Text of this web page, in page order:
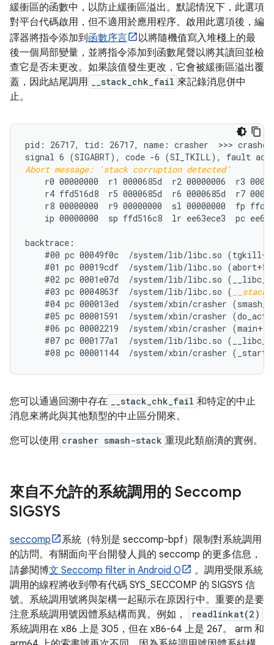
緩衝區的函數中，以防止緩衝區溢出。默認情況下，此選項
對平台代碼啟用，但不適用於應用程序。啟用此選項後，編
譯器將指令添加到函數序言
以將隨機值寫入堆棧上的最
後一個局部變量，並將指令添加到函數尾聲以將其讀回並檢
查它是否未更改。如果該值發生更改，它會被緩衝區溢出覆
蓋，因此結尾調用
__stack_chk_fail 來記錄消息併中
止。
pid: 26717, tid: 26717, name: crasher  >>> crasher
Abort message: 'stack corruption detected'
r0 00000000  r1 0000685d  r2 00000006  r3
r4 ffd516d8  r5 0000685d  r6 0000685d  r7
r8 00000000  r9 00000000  sl 00000000  fp
ip 00000000  sp ffd516c8  lr ee63ece3  pc
backtrace:
#00 pc 00049f0c  /system/lib/libc.so
#01 pc 00019cdf  /system/lib/libc.so
#02 pc 0001e07d  /system/lib/libc.so
    #03 pc 0004863f  /system/lib/libc.so (
#04 pc 000013ed  /system/xbin/crasher
#05 pc 00001591  /system/xbin/crasher
#06 pc 00002219  /system/xbin/crasher
#07 pc 000177a1  /system/lib/libc.so
您可以通過回溯中存在 __stack_chk_fail 和特定的中止
消息來將此與其他類型的中止區分開來。
您可以使用 crasher smash-stack 重現此類崩潰的實例。
來自不允許的系統調用的 Seccomp
SIGSYS
seccomp
系統（特別是 seccomp-bpf）限制對系統調用
的訪問。有關面向平台開發人員的 seccomp 的更多信息，
請參閱博文 Seccomp filter in Android O
。調用受限系統
調用的線程將收到帶有代碼 SYS_SECCOMP 的 SIGSYS 信
號。系統調用號將與架構一起顯示在原因行中。重要的是要
注意系統調用號因體系結構而異。例如，
readlinkat(2)
系統調用在 x86 上是 305，但在 x86-64 上是 267。 arm 和